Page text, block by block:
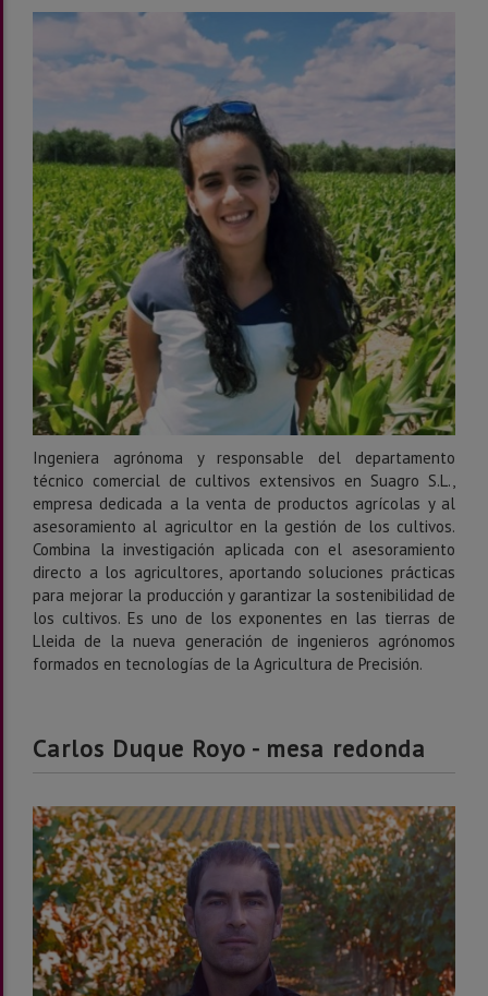
Ingeniera agrónoma y responsable del departamento
técnico comercial de cultivos extensivos en Suagro S.L.,
empresa dedicada a la venta de productos agrícolas y al
asesoramiento al agricultor en la gestión de los cultivos.
Combina la investigación aplicada con el asesoramiento
directo a los agricultores, aportando soluciones prácticas
para mejorar la producción y garantizar la sostenibilidad de
los cultivos. Es uno de los exponentes en las tierras de
Lleida de la nueva generación de ingenieros agrónomos
formados en tecnologías de la Agricultura de Precisión.
Carlos Duque Royo - mesa redonda